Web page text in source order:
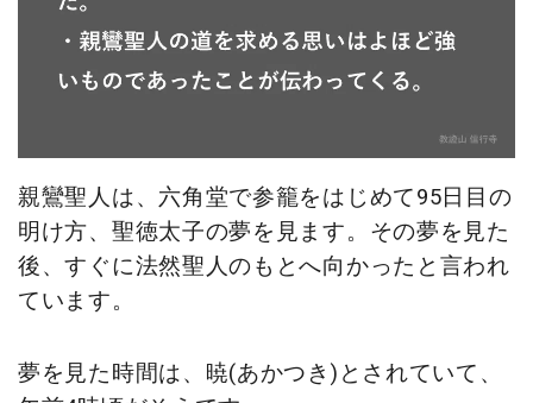
親鸞聖人は、六角堂で参籠をはじめて95日目の
明け方、聖徳太子の夢を見ます。その夢を見た
後、すぐに法然聖人のもとへ向かったと言われ
ています。
夢を見た時間は、暁(あかつき)とされていて、